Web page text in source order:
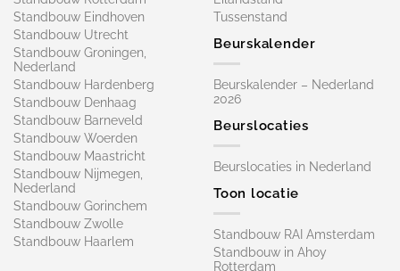
Standbouw Eindhoven
Standbouw Utrecht
Standbouw Groningen,
Nederland
Standbouw Hardenberg
Standbouw Denhaag
Standbouw Barneveld
Standbouw Woerden
Standbouw Maastricht
Standbouw Nijmegen,
Nederland
Standbouw Gorinchem
Standbouw Zwolle
Standbouw Haarlem
Tussenstand
Beurskalender
Beurskalender – Nederland
2026
Beurslocaties
Beurslocaties in Nederland
Toon locatie
Standbouw RAI Amsterdam
Standbouw in Ahoy
Rotterdam